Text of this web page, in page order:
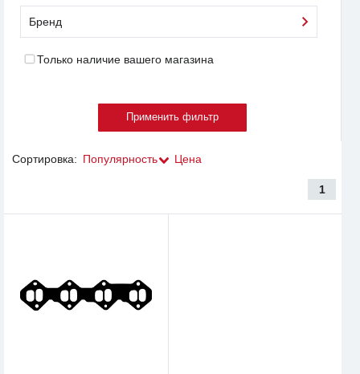
Бренд
Только наличие вашего магазина
Сортировка: Популярность Цена
1